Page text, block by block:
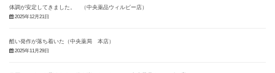
体調が安定してきました。 （中央薬品ウィルビー店）
2025年12月21日
酷い発作が落ち着いた（中央薬局 本店）
2025年11月29日